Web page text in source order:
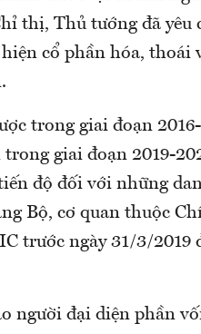
thị, Thủ tướng đã yêu
cổ phần hóa, thoái
trong giai đoạn
giai đoạn 2019-
độ đối với những
Bộ, cơ quan thuộc
trước ngày 31/3/2019
người đại diện phần